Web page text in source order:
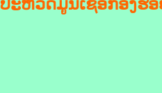
ປະຫວັດມູນເຊື້ອກອງຮ້